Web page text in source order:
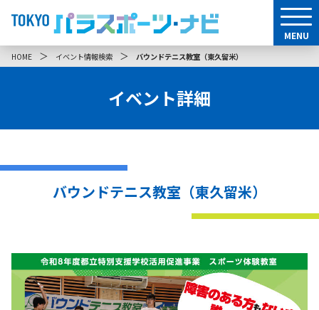
MENU
HOME ＞ イベント情報検索 ＞ バウンドテニス教室（東久留米）
イベント詳細
バウンドテニス教室（東久留米）